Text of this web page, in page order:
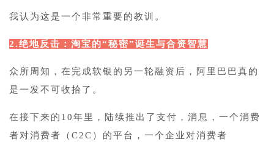
我认为这是一个非常重要的教训。
2.绝地反击：淘宝的“秘密”诞生与合资智慧
众所周知，在完成软银的另一轮融资后，阿里巴巴真的
是一发不可收拾了。
在接下来的10年里，陆续推出了支付，消息，一个消费
者对消费者（C2C）的平台，一个企业对消费者